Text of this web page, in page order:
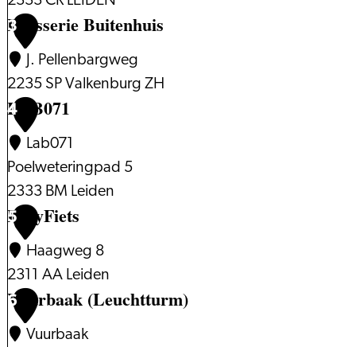
3
Brasserie Buitenhuis
J. Pellenbargweg
2235 SP Valkenburg ZH
4
LAB071
Lab071
Poelweteringpad 5
2333 BM Leiden
5
EasyFiets
Haagweg 8
2311 AA Leiden
6
Vuurbaak (Leuchtturm)
Vuurbaak